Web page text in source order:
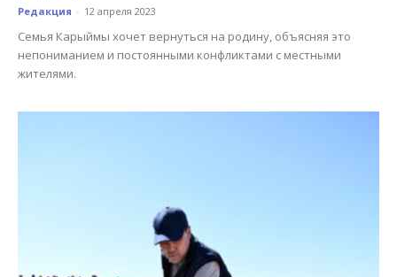
Редакция - 12 апреля 2023
Семья Карыймы хочет вернуться на родину, объясняя это
непониманием и постоянными конфликтами с местными
жителями.